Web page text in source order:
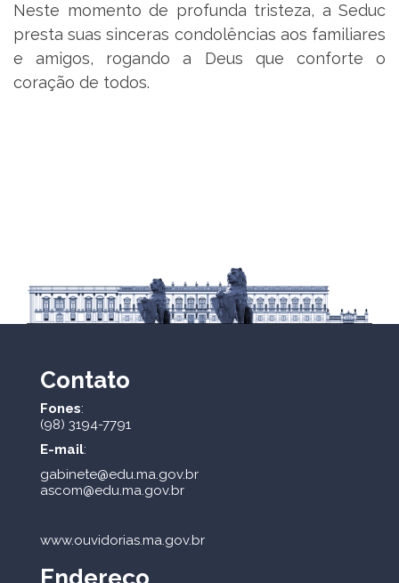
Neste momento de profunda tristeza, a Seduc
presta suas sinceras condolências aos familiares
e amigos, rogando a Deus que conforte o
coração de todos.
Contato
Fones:
(98) 3194-7791
E-mail:
gabinete@edu.ma.gov.br
ascom@edu.ma.gov.br
www.ouvidorias.ma.gov.br
Endereço